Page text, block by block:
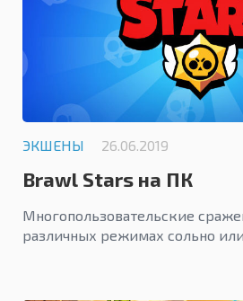
ЭКШЕНЫ 26.06.2019
Brawl Stars на ПК
Многопользовательские
различных режимах сольно